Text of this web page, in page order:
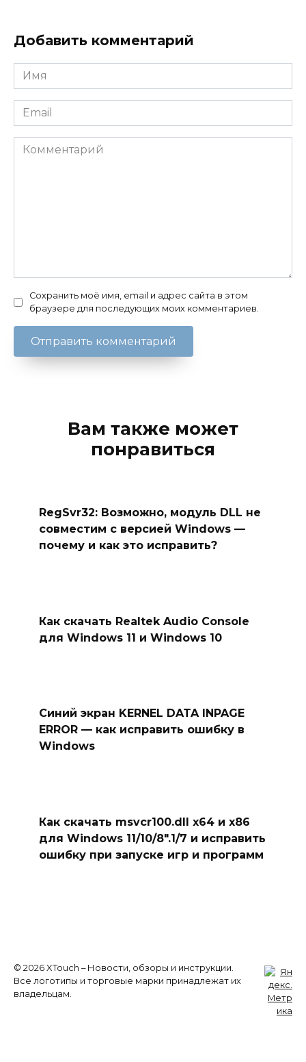
Добавить комментарий
Имя
*
Email
*
Комментарий
Сохранить моё имя, email и адрес сайта в этом
браузере для последующих моих комментариев.
Вам также может
понравиться
RegSvr32: Возможно, модуль DLL не
совместим с версией Windows —
почему и как это исправить?
Как скачать Realtek Audio Console
для Windows 11 и Windows 10
Синий экран KERNEL DATA INPAGE
ERROR — как исправить ошибку в
Windows
Как скачать msvcr100.dll x64 и x86
для Windows 11/10/8″.1/7 и исправить
ошибку при запуске игр и программ
© 2026 XTouch – Новости, обзоры и инструкции.
Все логотипы и торговые марки принадлежат их
владельцам.